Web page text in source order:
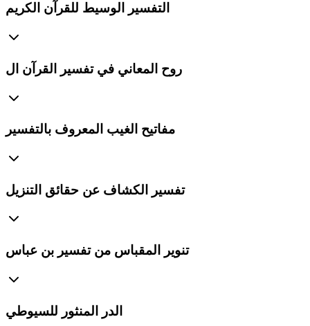
التفسير الوسيط للقرآن الكريم
روح المعاني في تفسير القرآن ال
مفاتيح الغيب المعروف بالتفسير
تفسير الكشاف عن حقائق التنزيل
تنوير المقباس من تفسير بن عباس
الدر المنثور للسيوطي